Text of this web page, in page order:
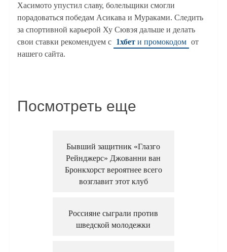
Хасимото упустил славу, болельщики смогли
порадоваться победам Асикава и Мураками. Следить
за спортивной карьерой Ху Сювэя дальше и делать
свои ставки рекомендуем с 1хбети промокодом от
нашего сайта.
Посмотреть еще
Бывший защитник «Глазго
Рейнджерс» Джованни ван
Бронкхорст вероятнее всего
возглавит этот клуб
Россияне сыграли против
шведской молодежки